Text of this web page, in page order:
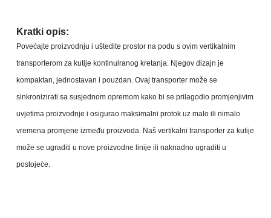
Kratki opis:
Povećajte proizvodnju i uštedite prostor na podu s ovim vertikalnim
transporterom za kutije kontinuiranog kretanja. Njegov dizajn je
kompaktan, jednostavan i pouzdan. Ovaj transporter može se
sinkronizirati sa susjednom opremom kako bi se prilagodio promjenjivim
uvjetima proizvodnje i osigurao maksimalni protok uz malo ili nimalo
vremena promjene između proizvoda. Naš vertikalni transporter za kutije
može se ugraditi u nove proizvodne linije ili naknadno ugraditi u
postojeće.